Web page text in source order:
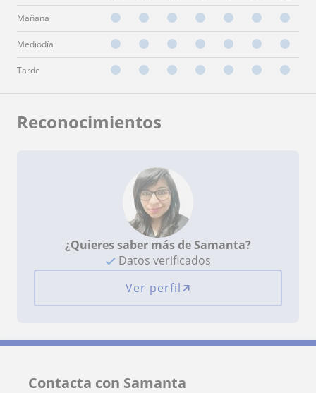
Mañana
Mediodía
Tarde
Reconocimientos
¿Quieres saber más de Samanta?
Datos verificados
Ver perfil
Contacta con Samanta